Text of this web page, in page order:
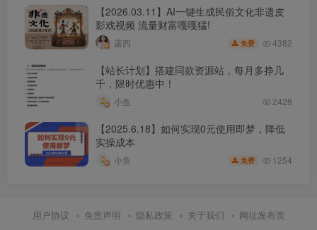
【2026.03.11】AI一键生成民俗文化非遗皮
影戏视频 流量财富嘎嘎猛!
露西 免费 4382
【站长计划】搭建同款资源站，每月多挣几
千，限时优惠中！
小鱼 2428
【2025.6.18】如何实现0元使用即梦，降低
实操成本
小鱼 免费 1254
用户协议 免责声明 隐私政策 关于我们 网址发布页